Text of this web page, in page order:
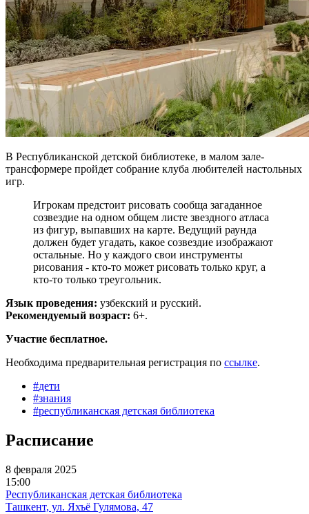
В Республиканской детской библиотеке, в малом зале-
трансформере пройдет собрание клуба любителей настольных
игр.
Игрокам предстоит рисовать сообща загаданное
созвездие на одном общем листе звездного атласа
из фигур, выпавших на карте. Ведущий раунда
должен будет угадать, какое созвездие изображают
остальные. Но у каждого свои инструменты
рисования - кто-то может рисовать только круг, а
кто-то только треугольник.
Язык проведения: узбекский и русский.
Рекомендуемый возраст: 6+.
Участие бесплатное.
Необходима предварительная регистрация по ссылке.
#дети
#знания
#республиканская детская библиотека
Расписание
8 февраля 2025
15:00
Республиканская детская библиотека
Ташкент, ул. Яхъё Гулямова, 47